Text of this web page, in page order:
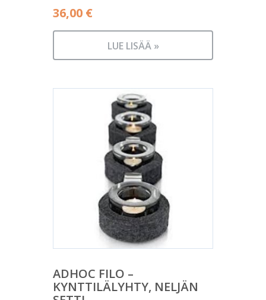
36,00 €
LUE LISÄÄ »
ADHOC FILO –
KYNTTILÄLYHTY, NELJÄN